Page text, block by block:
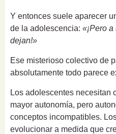
Y entonces suele aparecer
de la adolescencia: «¡Pero
dejan!»
Ese misterioso colectivo de
absolutamente todo parece
Los adolescentes necesitan
mayor autonomía, pero
conceptos incompatibles.
evolucionar a medida que